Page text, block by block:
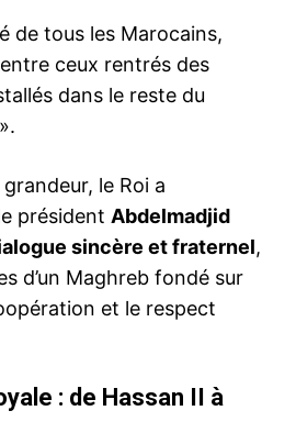
de tous les Marocains,
ceux rentrés des
dans le reste du
le Roi a
président Abdelmadjid
sincère et fraternel,
d’un Maghreb fondé sur
et le respect
: de Hassan II à